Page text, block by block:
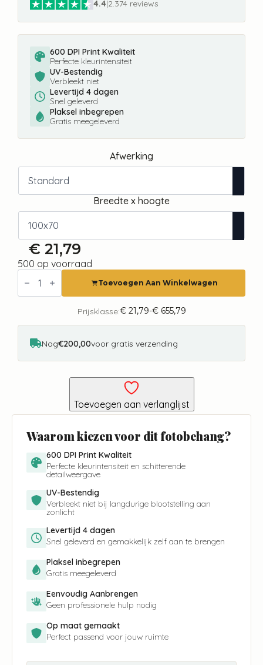
4.4|2.374 reviews
600 DPI Print Kwaliteit
Perfecte kleurintensiteit
UV-Bestendig
Verbleekt niet
Levertijd 4 dagen
Snel geleverd
Plaksel inbegrepen
Gratis meegeleverd
Afwerking
Breedte x hoogte
€ 21,79
500 op voorraad
Fotobehang
Subtle
aantal
Toevoegen Aan Winkelwagen
Prijsklasse:€21,79-€655,79
Prijsklasse:
€ 21,79
€ 655,79
Nog€200,00voor gratis verzending
Toevoegen aan verlanglijst
Waarom kiezen voor dit fotobehang?
600 DPI Print Kwaliteit
Perfecte kleurintensiteit en schitterende
detailweergave
UV-Bestendig
Verbleekt niet bij langdurige blootstelling aan
zonlicht
Levertijd 4 dagen
Snel geleverd en gemakkelijk zelf aan te brengen
Plaksel inbegrepen
Gratis meegeleverd
Eenvoudig Aanbrengen
Geen professionele hulp nodig
Op maat gemaakt
Perfect passend voor jouw ruimte